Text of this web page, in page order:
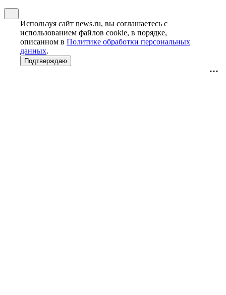
Используя сайт news.ru, вы соглашаетесь с
использованием файлов cookie, в порядке,
описанном в Политике обработки персональных
данных.
Подтверждаю